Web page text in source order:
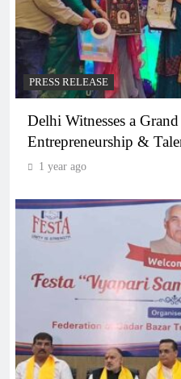
PRESS RELEASE
Delhi Witnesses a
Entrepreneurship &
1 year ago